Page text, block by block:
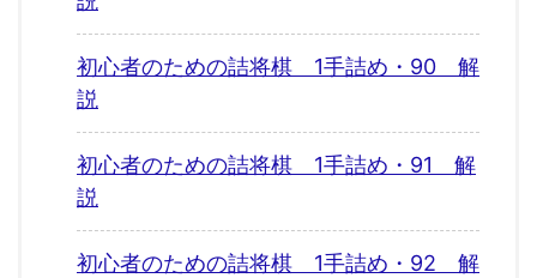
初心者のための詰将棋 1手詰め・90 解
説
初心者のための詰将棋 1手詰め・91 解
説
初心者のための詰将棋 1手詰め・92 解